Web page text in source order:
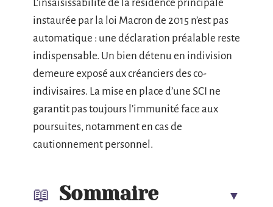
L’insaisissabilité de la résidence principale
instaurée par la loi Macron de 2015 n’est pas
automatique : une déclaration préalable reste
indispensable. Un bien détenu en indivision
demeure exposé aux créanciers des co-
indivisaires. La mise en place d’une SCI ne
garantit pas toujours l’immunité face aux
poursuites, notamment en cas de
cautionnement personnel.
Sommaire